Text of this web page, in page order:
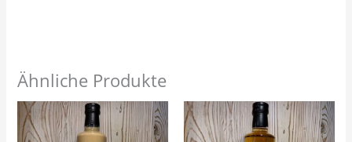
Ähnliche Produkte